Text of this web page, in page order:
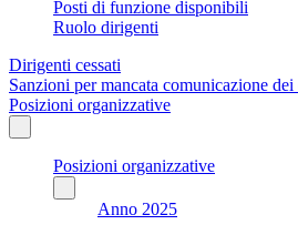
Posti di funzione disponibili
Ruolo dirigenti
Dirigenti cessati
Sanzioni per mancata comunicazione dei
Posizioni organizzative
Posizioni organizzative
Anno 2025